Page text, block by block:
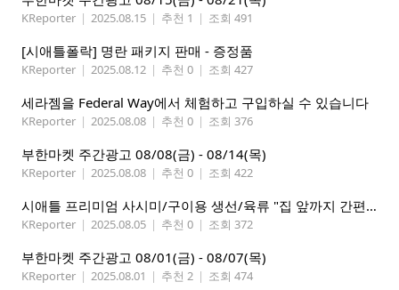
KReporter | 2025.08.15 | 추천 1 | 조회 491
[시애틀폴락] 명란 패키지 판매 - 증정품
KReporter | 2025.08.12 | 추천 0 | 조회 427
세라젬을 Federal Way에서 체험하고 구입하실 수 있습니다
KReporter | 2025.08.08 | 추천 0 | 조회 376
부한마켓 주간광고 08/08(금) - 08/14(목)
KReporter | 2025.08.08 | 추천 0 | 조회 422
시애틀 프리미엄 사시미/구이용 생선/육류 "집 앞까지 간편하게" – 영오션닷컴
KReporter | 2025.08.05 | 추천 0 | 조회 372
부한마켓 주간광고 08/01(금) - 08/07(목)
KReporter | 2025.08.01 | 추천 2 | 조회 474